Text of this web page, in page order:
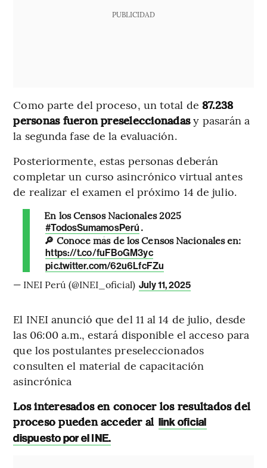
PUBLICIDAD
Como parte del proceso, un total de 87.238
personas fueron preseleccionadasy pasarán a
la segunda fase de la evaluación.
Posteriormente, estas personas deberán
completar un curso asincrónico virtual antes
de realizar el examen el próximo 14 de julio.
En los Censos Nacionales 2025
#TodosSumamosPerú .
🔎 Conoce más de los Censos Nacionales en:
https://t.co/fuFBoGM3yc
pic.twitter.com/62u6LfcFZu
— INEI Perú (@INEI_oficial) July 11, 2025
El INEI anunció que del 11 al 14 de julio, desde
las 06:00 a.m., estará disponible el acceso para
que los postulantes preseleccionados
consulten el material de capacitación
asincrónica
Los interesados en conocer los resultados del
proceso pueden acceder al link oficial
dispuesto por el INE.